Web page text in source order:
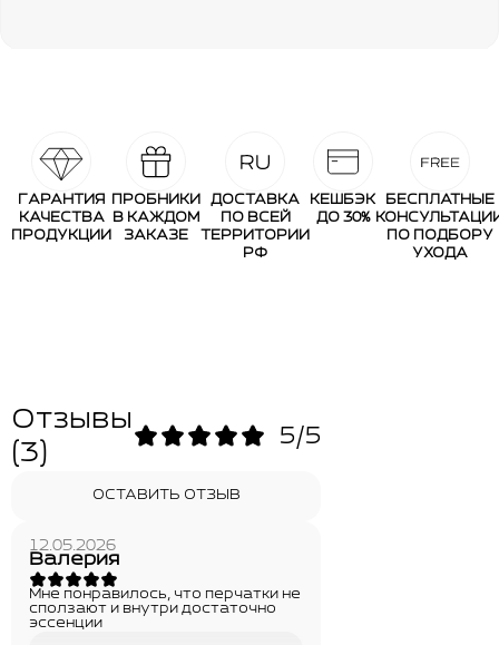
ГАРАНТИЯ
КАЧЕСТВА
ПРОДУКЦИИ
ПРОБНИКИ
В КАЖДОМ
ЗАКАЗЕ
ДОСТАВКА
ПО ВСЕЙ
ТЕРРИТОРИИ
РФ
КЕШБЭК
ДО 30%
БЕСПЛАТНЫЕ
ПО ПОДБОРУ
УХОДА
Отзывы
(3)
5/5
ОСТАВИТЬ ОТЗЫВ
12.05.2026
Валерия
Мне понравилось, что перчатки не
сползают и внутри достаточно
эссенции